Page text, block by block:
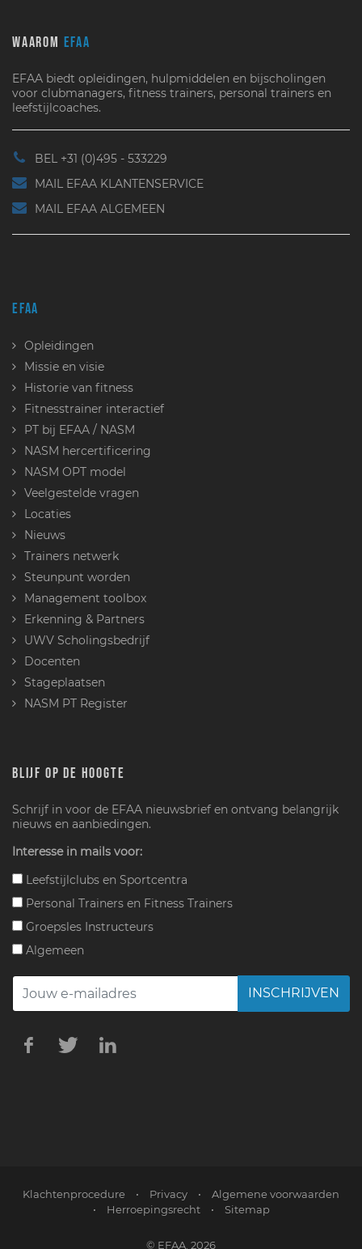
WAAROM EFAA
EFAA biedt opleidingen, hulpmiddelen en bijscholingen
voor clubmanagers, fitness trainers, personal trainers en
leefstijlcoaches.
BEL +31 (0)495 - 533229
MAIL EFAA KLANTENSERVICE
MAIL EFAA ALGEMEEN
EFAA
Opleidingen
Missie en visie
Historie van fitness
Fitnesstrainer interactief
PT bij EFAA / NASM
NASM hercertificering
NASM OPT model
Veelgestelde vragen
Locaties
Nieuws
Trainers netwerk
Steunpunt worden
Management toolbox
Erkenning & Partners
UWV Scholingsbedrijf
Docenten
Stageplaatsen
NASM PT Register
BLIJF OP DE HOOGTE
Schrijf in voor de EFAA nieuwsbrief en ontvang belangrijk
nieuws en aanbiedingen.
Interesse in mails voor:
Leefstijlclubs en Sportcentra
Personal Trainers en Fitness Trainers
Groepsles Instructeurs
Algemeen
INSCHRIJVEN
Klachtenprocedure • Privacy •
Algemene voorwaarden
•
Herroepingsrecht • Sitemap
© EFAA. 2026